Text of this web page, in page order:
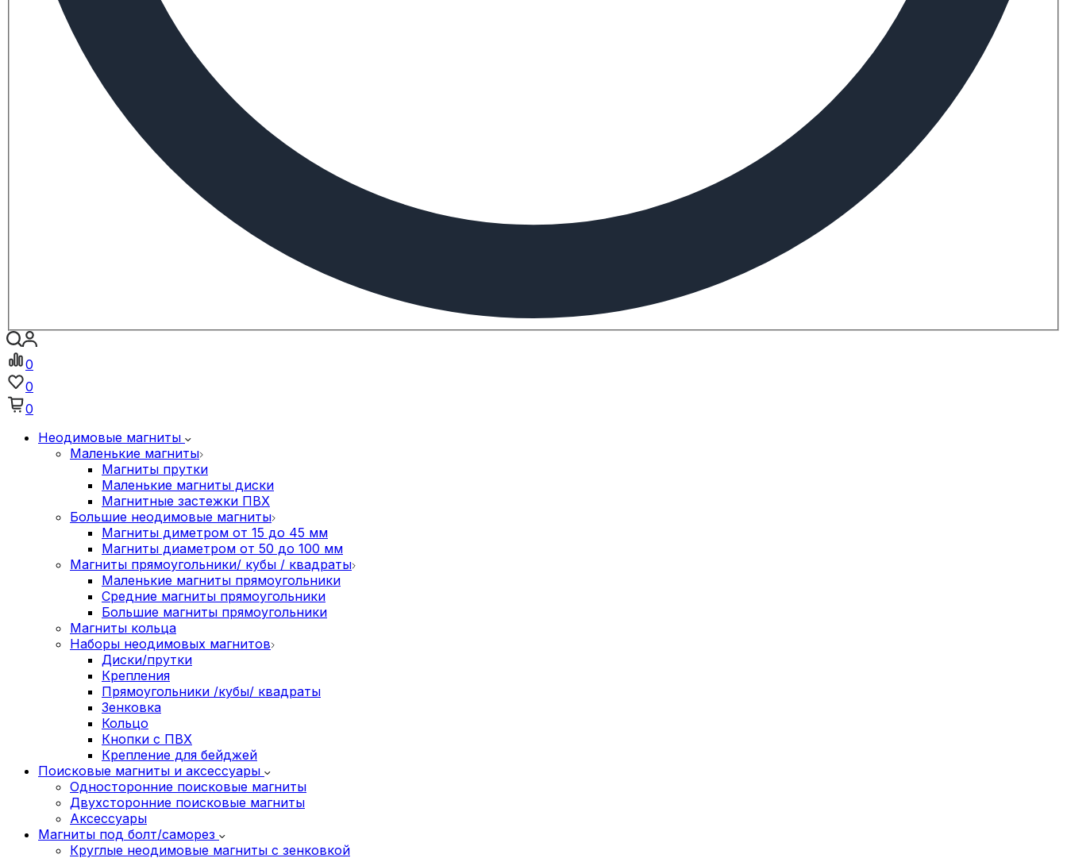
0
0
0
Неодимовые магниты
Маленькие магниты
Магниты прутки
Маленькие магниты диски
Магнитные застежки ПВХ
Большие неодимовые магниты
Магниты диметром от 15 до 45 мм
Магниты диаметром от 50 до 100 мм
Магниты прямоугольники/ кубы / квадраты
Маленькие магниты прямоугольники
Средние магниты прямоугольники
Большие магниты прямоугольники
Магниты кольца
Наборы неодимовых магнитов
Диски/прутки
Крепления
Прямоугольники /кубы/ квадраты
Зенковка
Кольцо
Кнопки с ПВХ
Крепление для бейджей
Поисковые магниты и аксессуары
Односторонние поисковые магниты
Двухсторонние поисковые магниты
Аксессуары
Магниты под болт/саморез
Круглые неодимовые магниты с зенковкой